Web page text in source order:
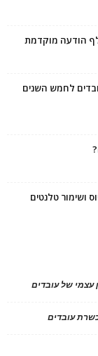
הודעה מוקדמת
לחמש השנים
עובדים